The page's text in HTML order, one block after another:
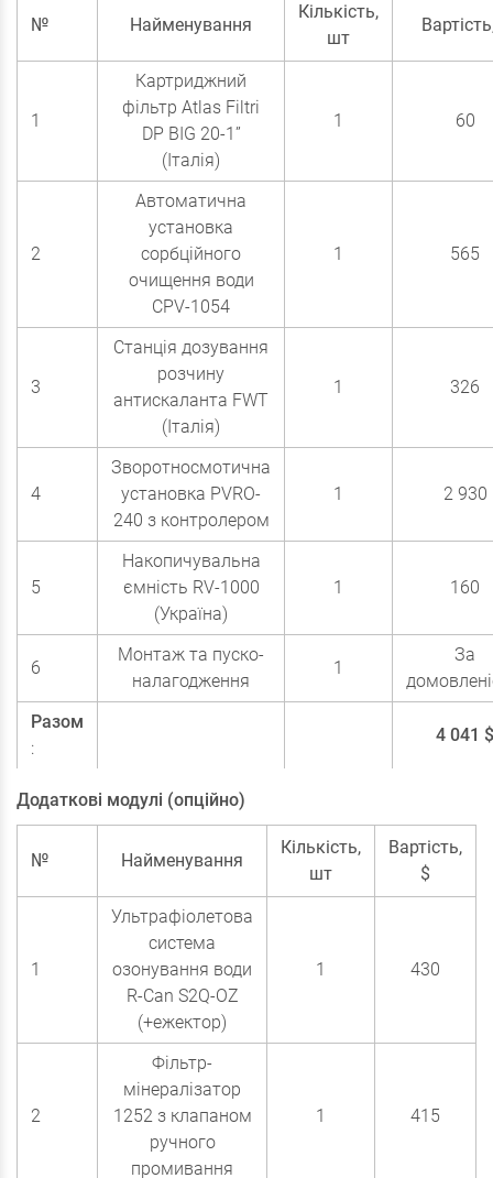
№ Найменування
Кількість,
шт
1
Картриджний
фільтр Atlas Filtri
DP BIG 20-1”
(Італія)
1 60
2
Автоматична
установка
сорбційного
очищення води
CPV-1054
1 565
3
Станція дозування
розчину
антискаланта FWT
(Італія)
1 326
4
Зворотносмотична
установка PVRO-
240 з контролером
1 2 930
5
Накопичувальна
ємність RV-1000
(Україна)
1 160
6
Монтаж та пуско-
налагодження
1
За
Разом
:
4 041 $
Додаткові модулі (опційно)
№ Найменування
Кількість,
шт
Вартість,
$
1
Ультрафіолетова
система
озонування води
R-Can S2Q-OZ
(+ежектор)
1 430
2
Фільтр-
мінералізатор
1252 з клапаном
ручного
промивання
1 415